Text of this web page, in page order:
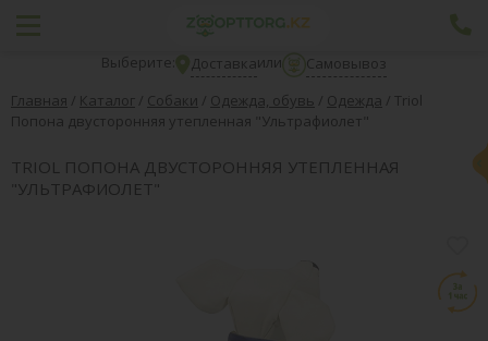
Выберите: Доставкаили
Самовывоз
Главная / Каталог / Собаки / Одежда, обувь / Одежда / Triol
Попона двусторонняя утепленная "Ультрафиолет"
TRIOL ПОПОНА ДВУСТОРОННЯЯ УТЕПЛЕННАЯ
"УЛЬТРАФИОЛЕТ"